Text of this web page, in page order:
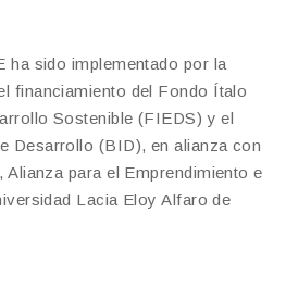
ha sido implementado por la
financiamiento del Fondo Ítalo
Sostenible (FIEDS) y el
Desarrollo (BID), en alianza con
para el Emprendimiento e
Lacia Eloy Alfaro de